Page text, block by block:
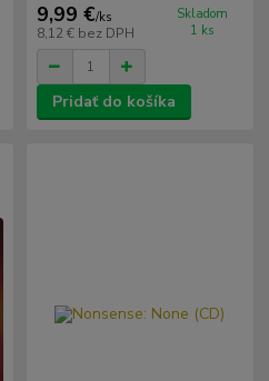
9,99 €/ks
8,12 € bez DPH
Skladom
1 ks
Pridať do košíka